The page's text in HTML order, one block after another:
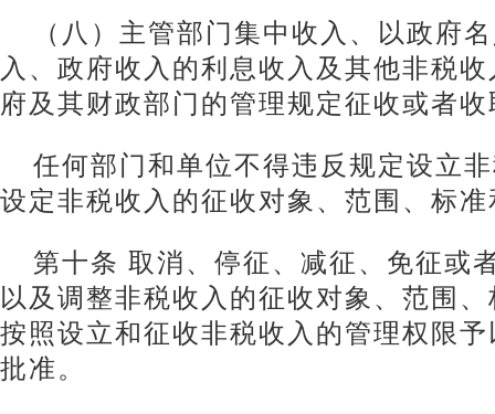
（八）主管部门集中收入、以政府
入、政府收入的利息收入及其他非税
府及其财政部门的管理规定征收或者收
任何部门和单位不得违反规定设立
设定非税收入的征收对象、范围、标
第十条 取消、停征、减征、免征或
以及调整非税收入的征收对象、范围
按照设立和征收非税收入的管理权限
批准。